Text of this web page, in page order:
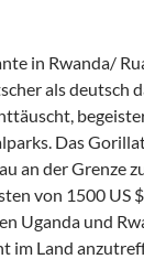
in Rwanda/
als deutsch
Das
an der Grenze
von 1500 US
Uganda und
im Land